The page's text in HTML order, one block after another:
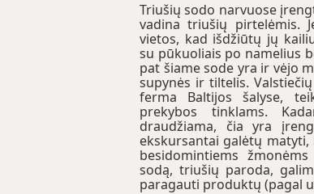
Triušių sodo narvuose
vadina triušių pirtelėmis.
vietos, kad išdžiūtų jų
su pūkuoliais po namelius
pat šiame sode yra ir vėjo
supynės ir tiltelis.
ferma Baltijos šalyse,
prekybos tinklams.
draudžiama, čia yra
ekskursantai galėtų
besidomintiems
sodą, triušių paroda,
paragauti produktų (pagal